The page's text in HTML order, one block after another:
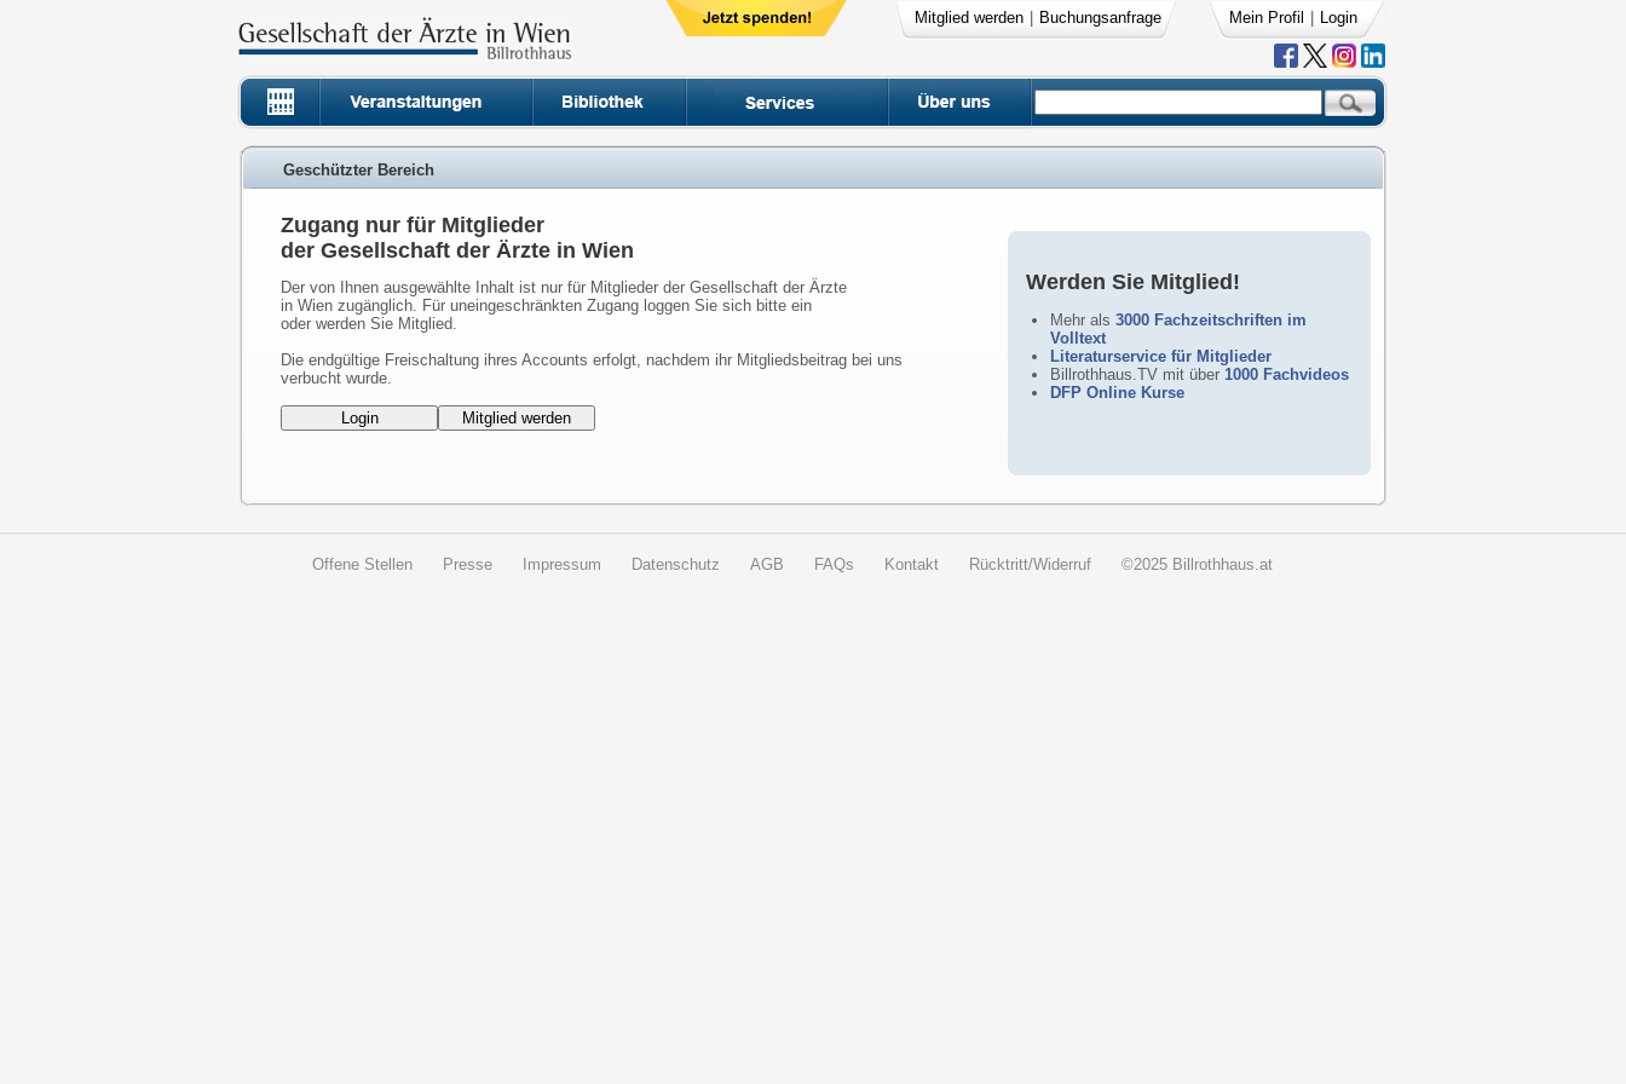
Mitglied werden Buchungsanfrage Mein Profil Login
Geschützter Bereich
Werden Sie Mitglied!
Mehr als 3000 Fachzeitschriften im
Volltext
Literaturservice für Mitglieder
Billrothhaus.TV mit über 1000 Fachvideos
DFP Online Kurse
Zugang nur für Mitglieder
der Gesellschaft der Ärzte in Wien
Der von Ihnen ausgewählte Inhalt ist nur für Mitglieder der Gesellschaft der Ärzte
in Wien zugänglich. Für uneingeschränkten Zugang loggen Sie sich bitte ein
oder werden Sie Mitglied.
Die endgültige Freischaltung ihres Accounts erfolgt, nachdem ihr Mitgliedsbeitrag bei uns
verbucht wurde.
Offene Stellen Presse Impressum Datenschutz AGB FAQs Kontakt Rücktritt/Widerruf ©2025 Billrothhaus.at